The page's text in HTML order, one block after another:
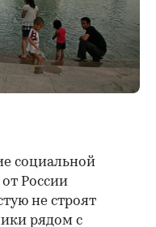
социальной
России
не строят
рядом с